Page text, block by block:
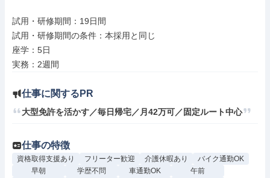
試用・研修期間：19日間
試用・研修期間の条件：本採用と同じ
座学：5日
仕事に関するPR
大型免許を活かす／毎日帰宅／月42万可／固定ルート中心
仕事の特徴
資格取得支援あり フリーター歓迎 介護休暇あり
バイク通勤OK
早朝
学歴不問 車通勤OK
午前